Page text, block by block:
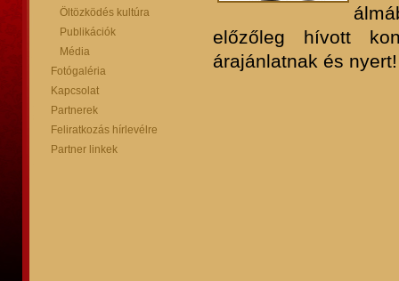
Öltözködés kultúra
Publikációk
Média
Fotógaléria
Kapcsolat
Partnerek
Feliratkozás hírlevélre
Partner linkek
előzőleg hívott
árajánlatnak és nyert!